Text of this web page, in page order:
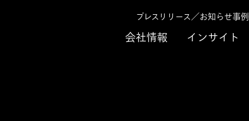
会社情報 インサイト
プレスリリース／お知らせ事例